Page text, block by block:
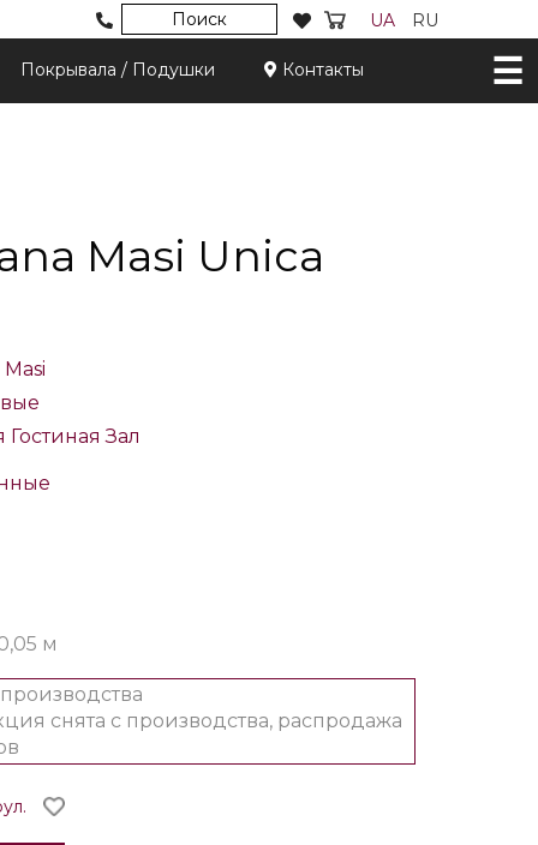
Поиск UA RU
Покрывала / Подушки Контакты
Masi Unica
Гостиная Зал
м
снята с производства, распродажа